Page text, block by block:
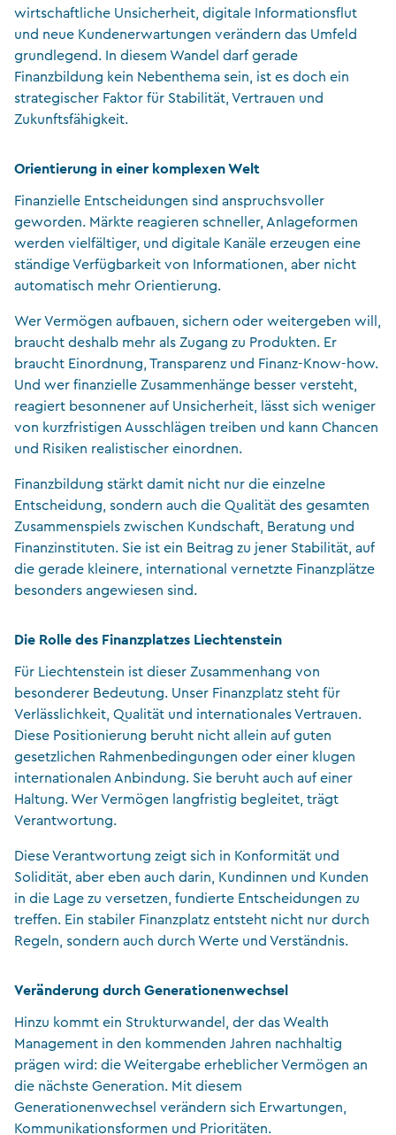
wirtschaftliche Unsicherheit, digitale Informationsflut
und neue Kundenerwartungen verändern das Umfeld
grundlegend. In diesem Wandel darf gerade
Finanzbildung kein Nebenthema sein, ist es doch ein
strategischer Faktor für Stabilität, Vertrauen und
Zukunftsfähigkeit.
Orientierung in einer komplexen Welt
Finanzielle Entscheidungen sind anspruchsvoller
geworden. Märkte reagieren schneller, Anlageformen
werden vielfältiger, und digitale Kanäle erzeugen eine
ständige Verfügbarkeit von Informationen, aber nicht
automatisch mehr Orientierung.
Wer Vermögen aufbauen, sichern oder weitergeben will,
braucht deshalb mehr als Zugang zu Produkten. Er
braucht Einordnung, Transparenz und Finanz-Know-how.
Und wer finanzielle Zusammenhänge besser versteht,
reagiert besonnener auf Unsicherheit, lässt sich weniger
von kurzfristigen Ausschlägen treiben und kann Chancen
und Risiken realistischer einordnen.
Finanzbildung stärkt damit nicht nur die einzelne
Entscheidung, sondern auch die Qualität des gesamten
Zusammenspiels zwischen Kundschaft, Beratung und
Finanzinstituten. Sie ist ein Beitrag zu jener Stabilität, auf
die gerade kleinere, international vernetzte Finanzplätze
besonders angewiesen sind.
Die Rolle des Finanzplatzes Liechtenstein
Für Liechtenstein ist dieser Zusammenhang von
besonderer Bedeutung. Unser Finanzplatz steht für
Verlässlichkeit, Qualität und internationales Vertrauen.
Diese Positionierung beruht nicht allein auf guten
gesetzlichen Rahmenbedingungen oder einer klugen
internationalen Anbindung. Sie beruht auch auf einer
Haltung. Wer Vermögen langfristig begleitet, trägt
Verantwortung.
Diese Verantwortung zeigt sich in Konformität und
Solidität, aber eben auch darin, Kundinnen und Kunden
in die Lage zu versetzen, fundierte Entscheidungen zu
treffen. Ein stabiler Finanzplatz entsteht nicht nur durch
Regeln, sondern auch durch Werte und Verständnis.
Veränderung durch Generationenwechsel
Hinzu kommt ein Strukturwandel, der das Wealth
Management in den kommenden Jahren nachhaltig
prägen wird: die Weitergabe erheblicher Vermögen an
die nächste Generation. Mit diesem
Generationenwechsel verändern sich Erwartungen,
Kommunikationsformen und Prioritäten.